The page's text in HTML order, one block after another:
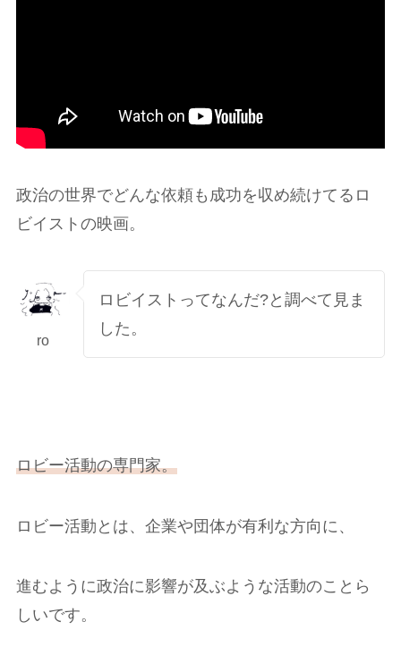
政治の世界でどんな依頼も成功を収め続けてるロ
ビイストの映画。
ro
ロビイストってなんだ?と調べて見ま
した。
ロビー活動の専門家。
ロビー活動とは、企業や団体が有利な方向に、
進むように政治に影響が及ぶような活動のことら
しいです。